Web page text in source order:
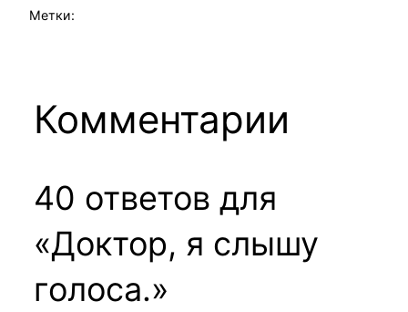
Метки:
Комментарии
40 ответов для
«Доктор, я слышу
голоса.»